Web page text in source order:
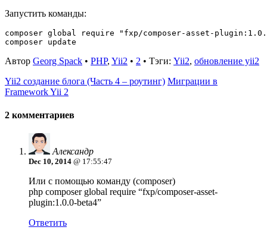
Запустить команды:
composer global require "fxp/composer-asset-
Автор Georg Spack • PHP, Yii2 • 2 • Тэги: Yii2, обновление yii2
Yii2 создание блога (Часть 4 – роутинг) Миграции в
Framework Yii 2
2 комментариев
Александр
Dec 10, 2014 @ 17:55:47
Или с помощью команду (composer)
php composer global require “fxp/composer-asset-
plugin:1.0.0-beta4”
Ответить